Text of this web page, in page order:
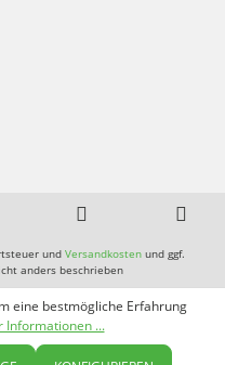
und Versandkostenund ggf.
anders beschrieben
eine bestmögliche Erfahrung
Informationen ...